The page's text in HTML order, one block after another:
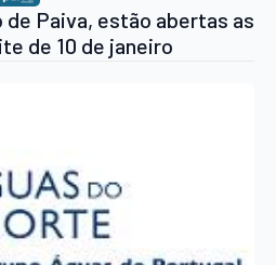
Paiva, estão abertas as
de 10 de janeiro